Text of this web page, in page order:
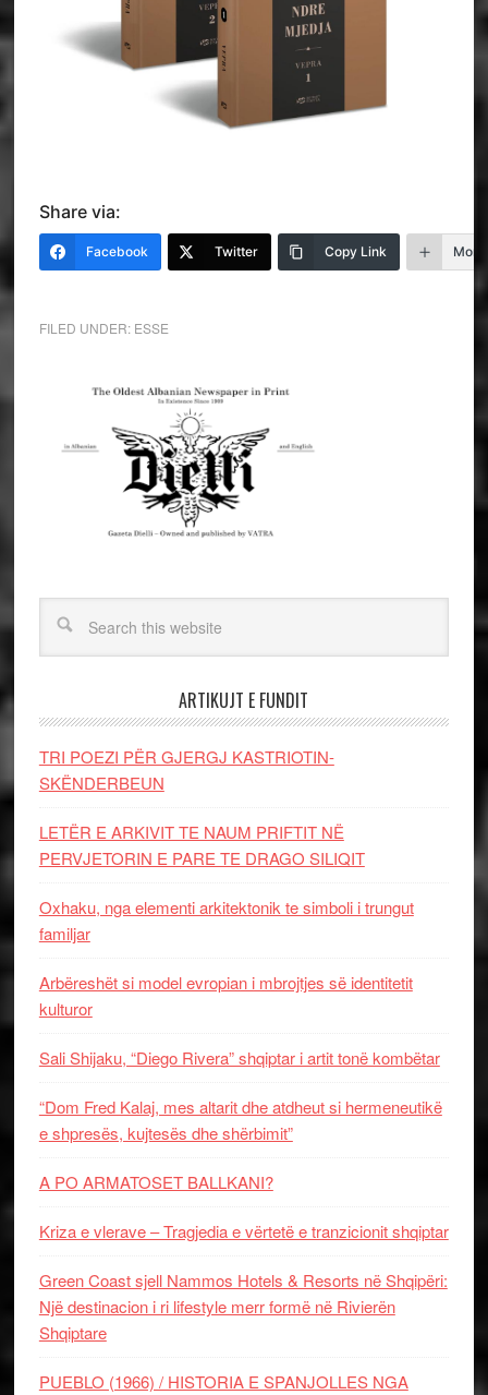
Share via:
Facebook Twitter Copy Link More
FILED UNDER: ESSE
ARTIKUJT E FUNDIT
TRI POEZI PËR GJERGJ KASTRIOTIN-
SKËNDERBEUN
LETËR E ARKIVIT TE NAUM PRIFTIT NË
PERVJETORIN E PARE TE DRAGO SILIQIT
Oxhaku, nga elementi arkitektonik te simboli i trungut
familjar
Arbëreshët si model evropian i mbrojtjes së identitetit
kulturor
Sali Shijaku, “Diego Rivera” shqiptar i artit tonë kombëtar
“Dom Fred Kalaj, mes altarit dhe atdheut si hermeneutikë
e shpresës, kujtesës dhe shërbimit”
A PO ARMATOSET BALLKANI?
Kriza e vlerave – Tragjedia e vërtetë e tranzicionit shqiptar
Green Coast sjell Nammos Hotels & Resorts në Shqipëri:
Një destinacion i ri lifestyle merr formë në Rivierën
Shqiptare
PUEBLO (1966) / HISTORIA E SPANJOLLES NGA